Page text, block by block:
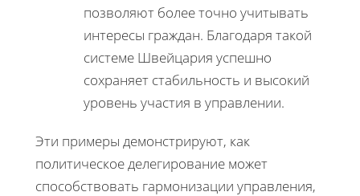
позволяют более точно учитывать
интересы граждан. Благодаря такой
системе Швейцария успешно
сохраняет стабильность и высокий
уровень участия в управлении.
Эти примеры демонстрируют, как
политическое делегирование может
способствовать гармонизации управления,